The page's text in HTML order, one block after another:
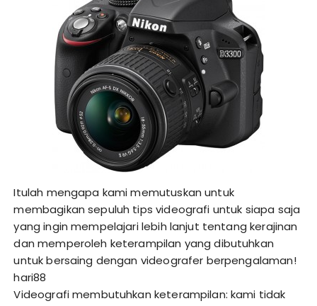
Itulah mengapa kami memutuskan untuk
membagikan sepuluh tips videografi untuk siapa saja
yang ingin mempelajari lebih lanjut tentang kerajinan
dan memperoleh keterampilan yang dibutuhkan
untuk bersaing dengan videografer berpengalaman!
hari88
Videografi membutuhkan keterampilan: kami tidak